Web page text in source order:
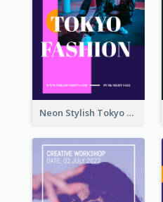
Neon Stylish Tokyo Fashion Night Sale Instagram Design